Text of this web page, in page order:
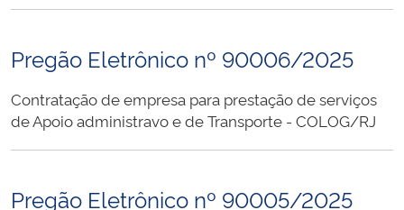
Pregão Eletrônico nº 90006/2025
Contratação de empresa para prestação de serviços
de Apoio administravo e de Transporte - COLOG/RJ
Pregão Eletrônico nº 90005/2025